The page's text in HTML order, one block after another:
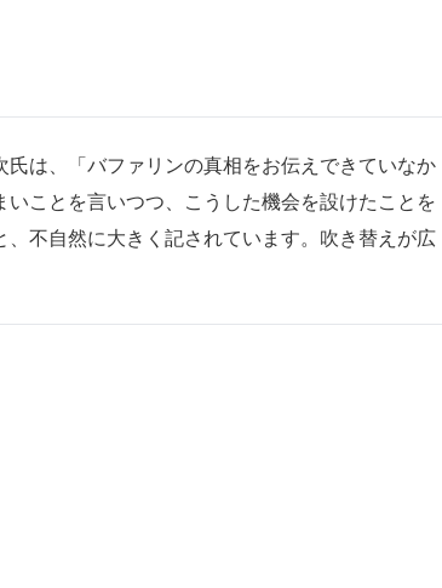
は、「バファリンの真相をお伝えできていなか
ことを言いつつ、こうした機会を設けたことを
不自然に大きく記されています。吹き替えが広